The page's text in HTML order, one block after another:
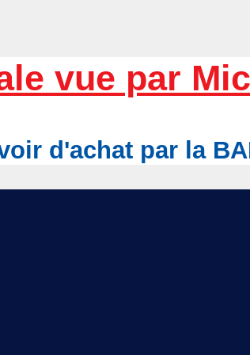
vue par
d'achat par la